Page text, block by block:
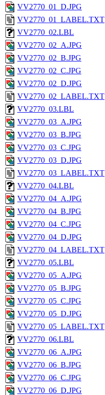
VV2770_01_D.JPG
VV2770_01_LABEL.TXT
VV2770_02.LBL
VV2770_02_A.JPG
VV2770_02_B.JPG
VV2770_02_C.JPG
VV2770_02_D.JPG
VV2770_02_LABEL.TXT
VV2770_03.LBL
VV2770_03_A.JPG
VV2770_03_B.JPG
VV2770_03_C.JPG
VV2770_03_D.JPG
VV2770_03_LABEL.TXT
VV2770_04.LBL
VV2770_04_A.JPG
VV2770_04_B.JPG
VV2770_04_C.JPG
VV2770_04_D.JPG
VV2770_04_LABEL.TXT
VV2770_05.LBL
VV2770_05_A.JPG
VV2770_05_B.JPG
VV2770_05_C.JPG
VV2770_05_D.JPG
VV2770_05_LABEL.TXT
VV2770_06.LBL
VV2770_06_A.JPG
VV2770_06_B.JPG
VV2770_06_C.JPG
VV2770_06_D.JPG